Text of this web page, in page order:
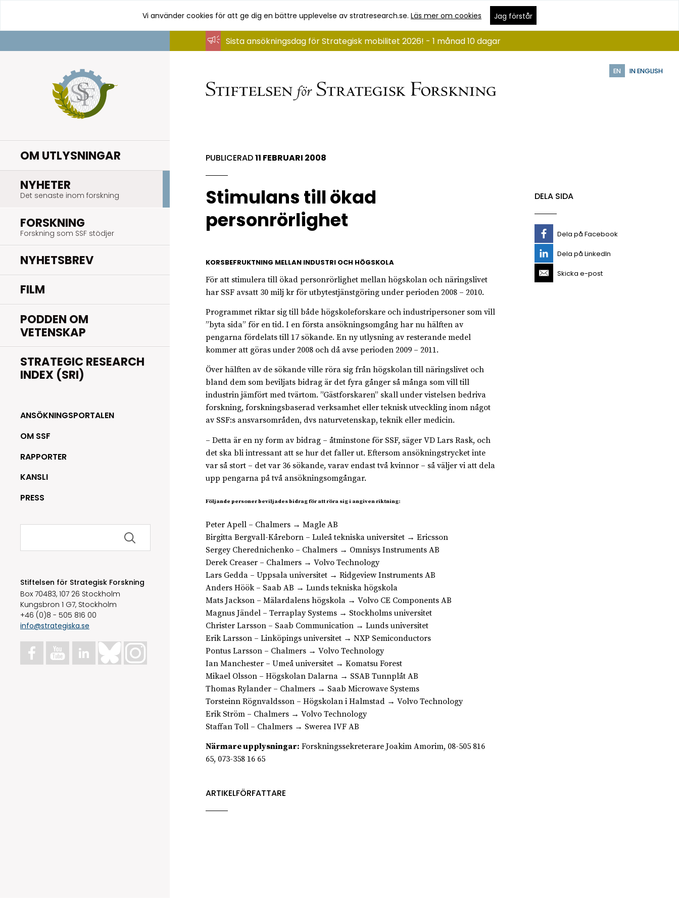
innehåll
Vi använder cookies för att ge dig en bättre upplevelse av stratresearch.se.Läs mer om cookies Jag förstår
EN IN ENGLISH
OM UTLYSNINGAR
NYHETER
Det senaste inom forskning
FORSKNING
Forskning som SSF stödjer
NYHETSBREV
FILM
PODDEN OM
VETENSKAP
STRATEGIC RESEARCH
INDEX (SRI)
ANSÖKNINGSPORTALEN
OM SSF
RAPPORTER
KANSLI
PRESS
Sök
Stiftelsen för Strategisk Forskning
Box 70483, 107 26 Stockholm
Kungsbron 1 G7, Stockholm
+46 (0)8 - 505 816 00
info@strategiska.se
Sista ansökningsdag för Strategisk mobilitet 2026! - 1 månad 10 dagar
PUBLICERAD11 FEBRUARI 2008
Stimulans till ökad
personrörlighet
KORSBEFRUKTNING MELLAN INDUSTRI OCH HÖGSKOLA
För att stimulera till ökad personrörlighet mellan högskolan och näringslivet
har SSF avsatt 30 milj kr för utbytestjänstgöring under perioden 2008 – 2010.
Programmet riktar sig till både högskoleforskare och industripersoner som vill
”byta sida” för en tid. I en första ansökningsomgång har nu hälften av
pengarna fördelats till 17 sökande. En ny utlysning av resterande medel
kommer att göras under 2008 och då avse perioden 2009 – 2011.
Över hälften av de sökande ville röra sig från högskolan till näringslivet och
bland dem som beviljats bidrag är det fyra gånger så många som vill till
industrin jämfört med tvärtom. ”Gästforskaren” skall under vistelsen bedriva
forskning, forskningsbaserad verksamhet eller teknisk utveckling inom något
av SSF:s ansvarsområden, dvs naturvetenskap, teknik eller medicin.
– Detta är en ny form av bidrag – åtminstone för SSF, säger VD Lars Rask, och
det ska bli intressant att se hur det faller ut. Eftersom ansökningstrycket inte
var så stort – det var 36 sökande, varav endast två kvinnor – så väljer vi att dela
upp pengarna på två ansökningsomgångar.
Följande personer beviljades bidrag för att röra sig i angiven riktning:
Peter Apell – Chalmers → Magle AB
Birgitta Bergvall-Kåreborn – Luleå tekniska universitet → Ericsson
Sergey Cherednichenko – Chalmers → Omnisys Instruments AB
Derek Creaser – Chalmers → Volvo Technology
Lars Gedda – Uppsala universitet → Ridgeview Instruments AB
Anders Höök – Saab AB → Lunds tekniska högskola
Mats Jackson – Mälardalens högskola → Volvo CE Components AB
Magnus Jändel – Terraplay Systems → Stockholms universitet
Christer Larsson – Saab Communication → Lunds universitet
Erik Larsson – Linköpings universitet → NXP Semiconductors
Pontus Larsson – Chalmers → Volvo Technology
Ian Manchester – Umeå universitet → Komatsu Forest
Mikael Olsson – Högskolan Dalarna → SSAB Tunnplåt AB
Thomas Rylander – Chalmers → Saab Microwave Systems
Torsteinn Rögnvaldsson – Högskolan i Halmstad → Volvo Technology
Erik Ström – Chalmers → Volvo Technology
Staffan Toll – Chalmers → Swerea IVF AB
Närmare upplysningar: Forskningssekreterare Joakim Amorim, 08-505 816
65, 073-358 16 65
ARTIKELFÖRFATTARE
DELA SIDA
Dela på Facebook
Dela på LinkedIn
Skicka e-post